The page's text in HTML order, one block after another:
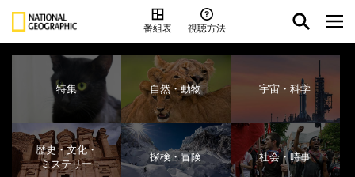
番組表 視聴方法
特集 自然・動物 宇宙・科学
歴史・文化・
ミステリー
探検・冒険 社会・時事